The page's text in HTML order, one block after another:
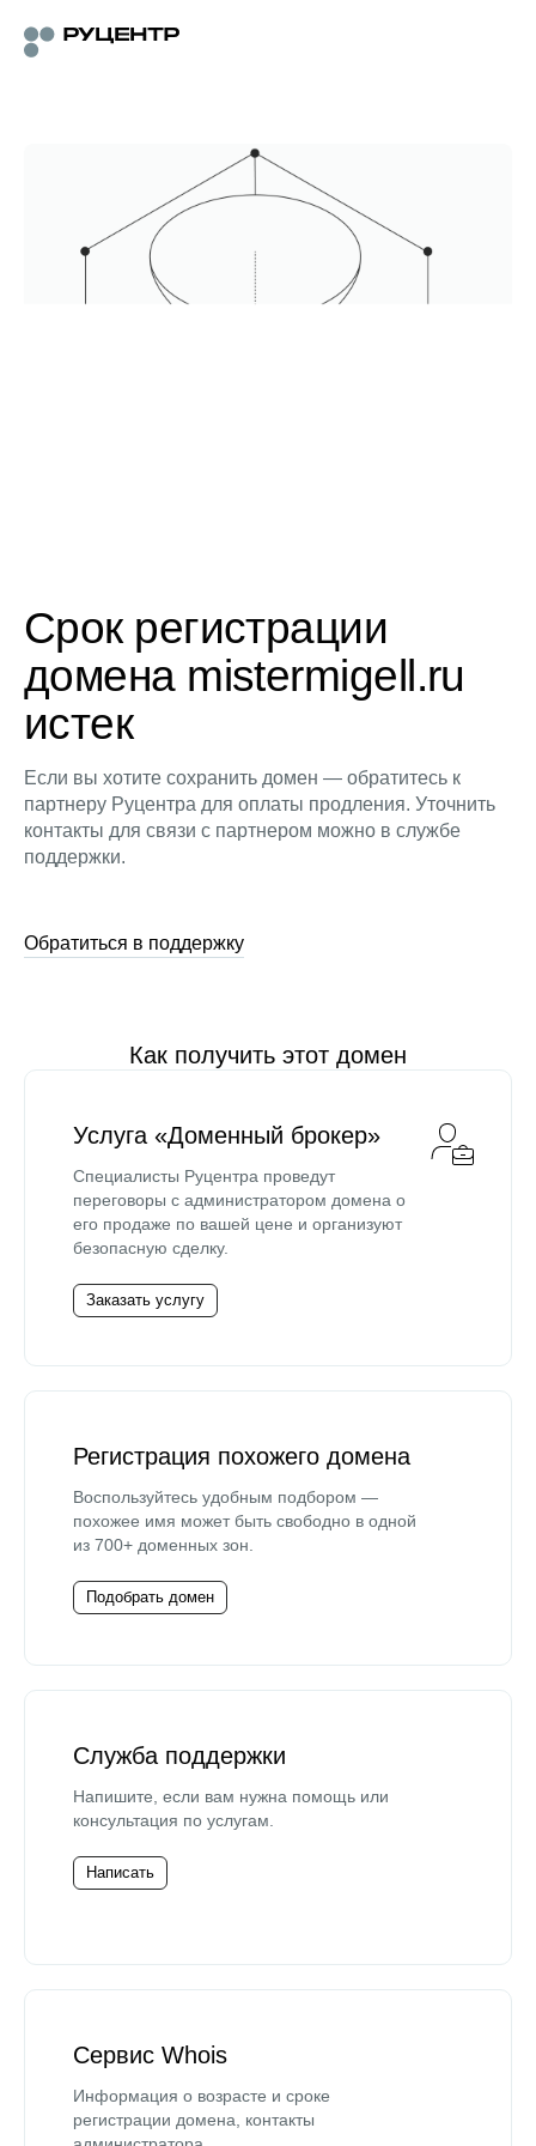
Срок регистрации
домена mistermigell.ru
истек
Если вы хотите сохранить домен — обратитесь к
партнеру Руцентра для оплаты продления. Уточнить
контакты для связи с партнером можно в службе
поддержки.
Обратиться в поддержку
Как получить этот домен
Услуга «Доменный брокер»
Специалисты Руцентра проведут
переговоры с администратором домена о
его продаже по вашей цене и организуют
безопасную сделку.
Заказать услугу
Регистрация похожего домена
Воспользуйтесь удобным подбором —
похожее имя может быть свободно в одной
из 700+ доменных зон.
Подобрать домен
Служба поддержки
Напишите, если вам нужна помощь или
консультация по услугам.
Написать
Сервис Whois
Информация о возрасте и сроке
регистрации домена, контакты